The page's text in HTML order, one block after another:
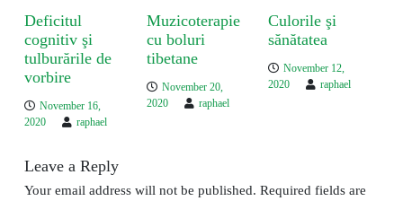
a
t
i
o
n
Deficitul
cognitiv şi
tulburările de
vorbire
November 16,
2020
raphael
Muzicoterapie
cu boluri
tibetane
November 20,
2020
raphael
Culorile şi
sănătatea
November 12,
2020
raphael
Leave a Reply
Your email address will not be published. Required fields are